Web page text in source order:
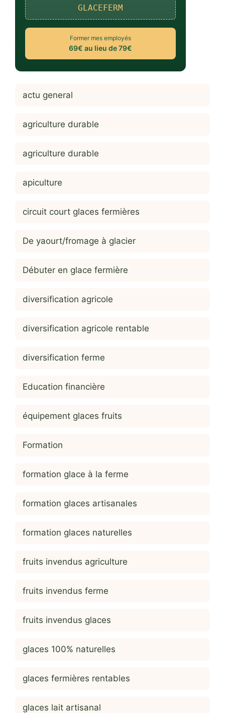
GLACEFERM
Former mes employés
69€ au lieu de 79€
actu general
agriculture durable
agriculture durable
apiculture
circuit court glaces fermières
De yaourt/fromage à glacier
Débuter en glace fermière
diversification agricole
diversification agricole rentable
diversification ferme
Education financière
équipement glaces fruits
Formation
formation glace à la ferme
formation glaces artisanales
formation glaces naturelles
fruits invendus agriculture
fruits invendus ferme
fruits invendus glaces
glaces 100% naturelles
glaces fermières rentables
glaces lait artisanal